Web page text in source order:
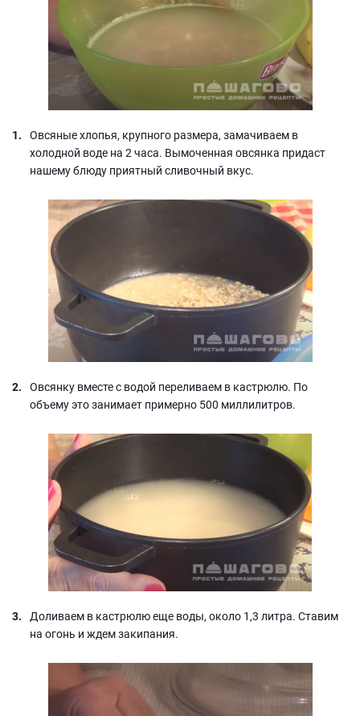
Овсяные хлопья, крупного размера, замачиваем в
холодной воде на 2 часа. Вымоченная овсянка придаст
нашему блюду приятный сливочный вкус.
Овсянку вместе с водой переливаем в кастрюлю. По
объему это занимает примерно 500 миллилитров.
Доливаем в кастрюлю еще воды, около 1,3 литра. Ставим
на огонь и ждем закипания.